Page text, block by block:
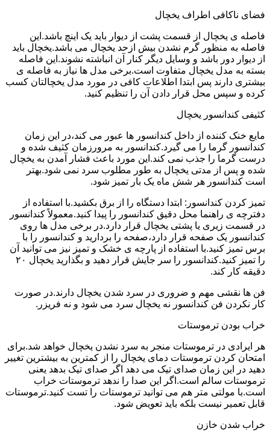
فضای ناکافی اطراف یخچال
فاصله ی یخچال از قسمت پشت از دیوار باید یک اینچ باشد.این
فاصله به منظور گرم نشدن بیش ازحد یخچال می باشد.یخچال باید
از دیوار دور باشد و وسایل دیگر کنار آن انباشته نشوند.این فاصله
بسته به مدل یخچال متفاوت است.برخی مدل ها نیاز به فاصله ی
بیشتری دارند پس ابتدا اطلاعات کافی در مورد مدل یخچالتان کسب
کرده و سپس محل قرار دادن آن را تنظیم کنید.
کثیفی کندانسور یخچال
مایع خنک کننده از داخل کندانسور ها عبور می کند،در این زمان
کندانسور گرما را می گیرد.کندانسور به مرورزمان کثیف شده و
درست گرما را جذب نمی کند.این مورد باعث فشار آمدن به یخچال
شده و پس از مدتی یخچال به طور مطلوب سرد نمی شود.بهتر
است کندانسور هر شش ماه یک بار تمیز شود.
تمیز کردن کندانسور: ابتدا دستگاه را از برق بکشید.با استفاده از
دفترچه ی راهنما محل دقیق کندانسور را پیدا کنید.معمولاً کندانسور
در قسمت زیری یا پشتی یخچال قرار دارد.در برخی مدل ها روی
کندانسور یک صفحه قرار دارد،صفحه را بردارید و کندانسور را با
برس تمیز کنید.با استفاده از پارچه ی خشک و تمیز نیز می توانید آن
را تمیز کنید.کندانسور را سر جایش قرار دهید و بگذارید یخچال ۲۰
دقیقه کار کند.
فن ها نقشی مهم و ضروری در سرد شدن یخچال دارند.در صورت
کار نکردن فن کندانسور نه یخچال سرد می شود و نه فریزر.
خراب بودن ترموستات
هر ایرادی در ترموستات منجر به سرد نشدن یخچال خواهد شد.برای
امتحان کردن ترموستات دمای یخچال را از کمترین به بیشترین تغییر
دهید در این زمان صدای تیک می دهد اگر صدای تیک بدهد یعنی
ترموستات سالم است.اگر این صدا را ندهد ترموستات خراب
است.با مولتی متر هم می توانید ترموستات را تست کنید.ترموستات
قابل تعمیر نیست بلکه باید تعویض شود.
خراب شدن خازن